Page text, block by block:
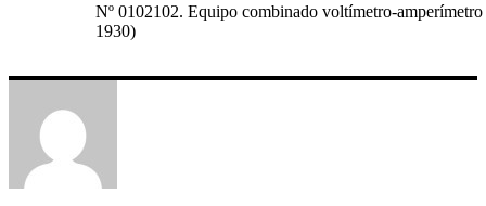
Nº 0102102. Equipo combinado voltímetro-
1930)